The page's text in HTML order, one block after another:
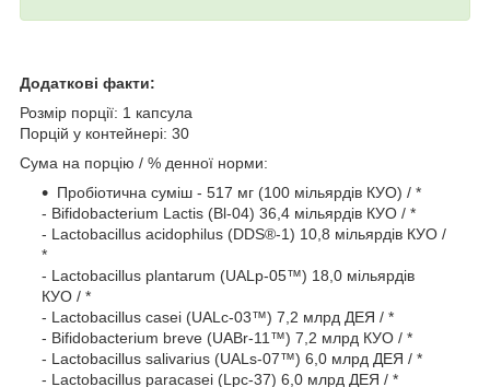
Додаткові факти:
Розмір порції: 1 капсула
Порцій у контейнері: 30
Сума на порцію / % денної норми:
Пробіотична суміш - 517 мг (100 мільярдів КУО) / *
- Bifidobacterium Lactis (Bl-04) 36,4 мільярдів КУО / *
- Lactobacillus acidophilus (DDS®-1) 10,8 мільярдів КУО /
*
- Lactobacillus plantarum (UALp-05™) 18,0 мільярдів
КУО / *
- Lactobacillus casei (UALc-03™) 7,2 млрд ДЕЯ / *
- Bifidobacterium breve (UABr-11™) 7,2 млрд КУО / *
- Lactobacillus salivarius (UALs-07™) 6,0 млрд ДЕЯ / *
- Lactobacillus paracasei (Lpc-37) 6,0 млрд ДЕЯ / *